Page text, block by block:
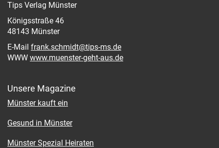
Tips Verlag Münster
Königsstraße 46
48143 Münster
E-Mail frank.schmidt@tips-ms.de
WWW www.muenster-geht-aus.de
Unsere Magazine
Münster kauft ein
Gesund in Münster
Münster Spezial Heiraten